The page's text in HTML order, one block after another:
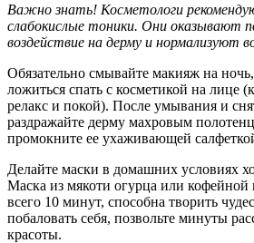
Важно знать! Косметологи
слабокислые тоники. Они оказывают
воздействие на дерму и нормализуют
Обязательно смывайте макияж на
ложиться спать с косметикой на лице
релакс и покой). После умывания и
раздражайте дерму махровым
промокните ее ухаживающей
Делайте маски в домашних условиях
Маска из мякоти огурца или
всего 10 минут, способна творить
побаловать себя, позвольте минуты
красоты.